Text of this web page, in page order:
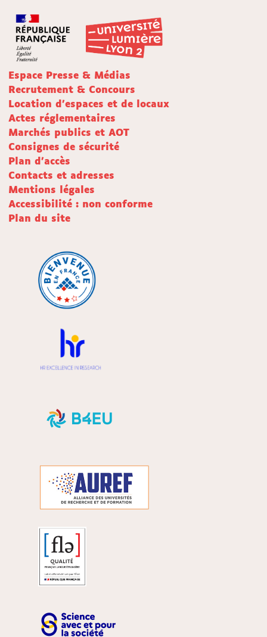
Espace Presse & Médias
Recrutement & Concours
Location d'espaces et de locaux
Actes réglementaires
Marchés publics et AOT
Consignes de sécurité
Plan d'accès
Contacts et adresses
Mentions légales
Accessibilité : non conforme
Plan du site